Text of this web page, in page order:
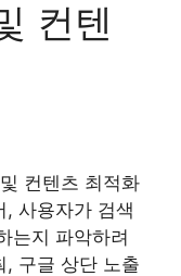
컨텐
컨텐츠 최적화
, 사용자가 검색
는지 파악하려
, 구글 상단 노출